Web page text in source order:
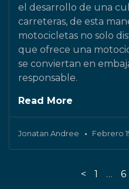
el desarrollo de una
carreteras, de esta
motocicletas no solo
que ofrece una
se conviertan en
responsable.
Read More
Jonatan Andree Febrero
< 1 … 6